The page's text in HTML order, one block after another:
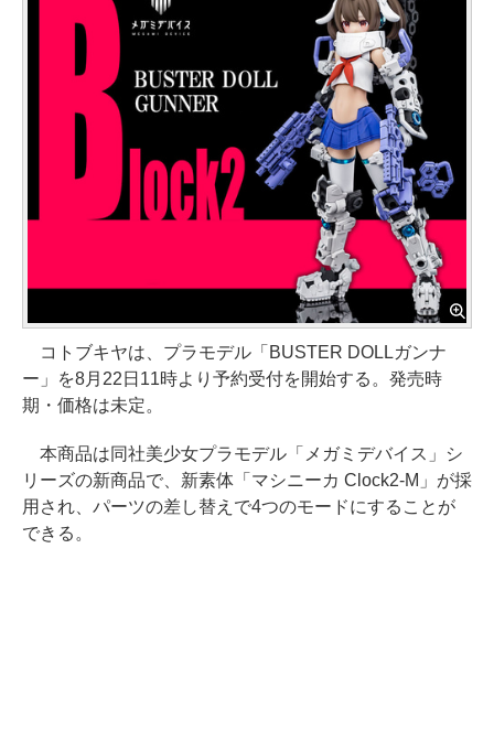
コトブキヤは、プラモデル「BUSTER DOLLガンナ
ー」を8月22日11時より予約受付を開始する。発売時
期・価格は未定。
本商品は同社美少女プラモデル「メガミデバイス」シ
リーズの新商品で、新素体「マシニーカ Clock2-M」が採
用され、パーツの差し替えで4つのモードにすることが
できる。